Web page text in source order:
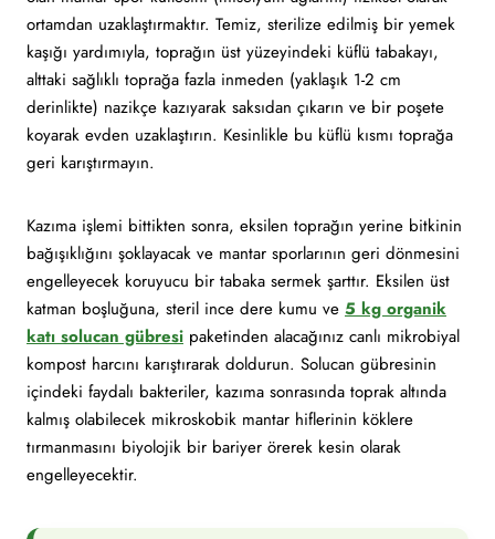
ortamdan uzaklaştırmaktır. Temiz, sterilize edilmiş bir yemek
kaşığı yardımıyla, toprağın üst yüzeyindeki küflü tabakayı,
alttaki sağlıklı toprağa fazla inmeden (yaklaşık 1-2 cm
derinlikte) nazikçe kazıyarak saksıdan çıkarın ve bir poşete
koyarak evden uzaklaştırın. Kesinlikle bu küflü kısmı toprağa
geri karıştırmayın.
Kazıma işlemi bittikten sonra, eksilen toprağın yerine bitkinin
bağışıklığını şoklayacak ve mantar sporlarının geri dönmesini
engelleyecek koruyucu bir tabaka sermek şarttır. Eksilen üst
katman boşluğuna, steril ince dere kumu ve 5 kg organik
katı solucan gübresi paketinden alacağınız canlı mikrobiyal
kompost harcını karıştırarak doldurun. Solucan gübresinin
içindeki faydalı bakteriler, kazıma sonrasında toprak altında
kalmış olabilecek mikroskobik mantar hiflerinin köklere
tırmanmasını biyolojik bir bariyer örerek kesin olarak
engelleyecektir.